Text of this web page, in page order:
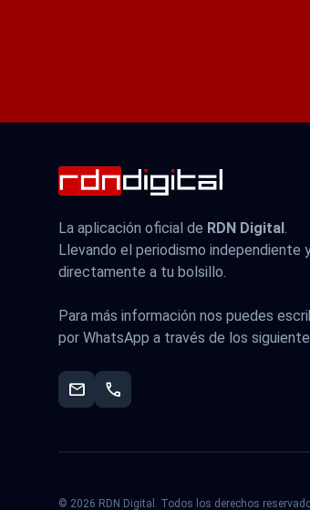
La aplicación oficial de RDN Digital.
Llevando el periodismo independiente
directamente a tu bolsillo.
Para más información nos puedes
por WhatsApp a través de los
mail phone
© 2026 RDN Digital. Todos los derechos